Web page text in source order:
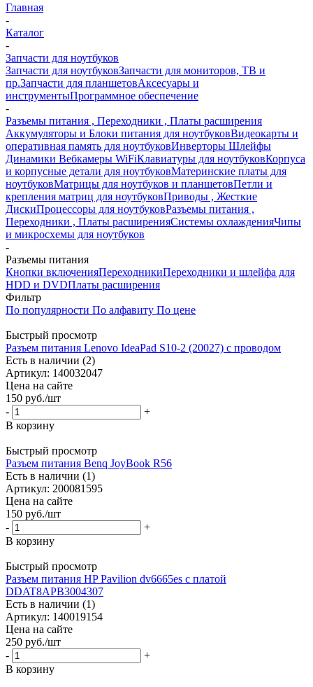
Главная
-
Каталог
-
Запчасти для ноутбуков
Запчасти для ноутбуковЗапчасти для мониторов, ТВ и
пр.Запчасти для планшетовАксесуары и
инструментыПрограммное обеспечение
-
Разъемы питания , Переходники , Платы расширения
Аккумуляторы и Блоки питания для ноутбуковВидеокарты и
оперативная память для ноутбуковИнверторы Шлейфы
Динамики Вебкамеры WiFiКлавиатуры для ноутбуковКорпуса
и корпусные детали для ноутбуковМатеринские платы для
ноутбуковМатрицы для ноутбуков и планшетовПетли и
крепления матриц для ноутбуковПриводы , Жесткие
ДискиПроцессоры для ноутбуковРазъемы питания ,
Переходники , Платы расширенияСистемы охлажденияЧипы
и микросхемы для ноутбуков
-
Разъемы питания
Кнопки включенияПереходникиПереходники и шлейфа для
HDD и DVDПлаты расширения
Фильтр
По популярности По алфавиту По цене
Быстрый просмотр
Разъем питания Lenovo IdeaPad S10-2 (20027) с проводом
Есть в наличии (2)
Артикул: 140032047
Цена на сайте
150 руб./шт
-
+
В корзину
Быстрый просмотр
Разъем питания Benq JoyBook R56
Есть в наличии (1)
Артикул: 200081595
Цена на сайте
150 руб./шт
-
+
В корзину
Быстрый просмотр
Разъем питания HP Pavilion dv6665es с платой
DDAT8APB3004307
Есть в наличии (1)
Артикул: 140019154
Цена на сайте
250 руб./шт
-
+
В корзину